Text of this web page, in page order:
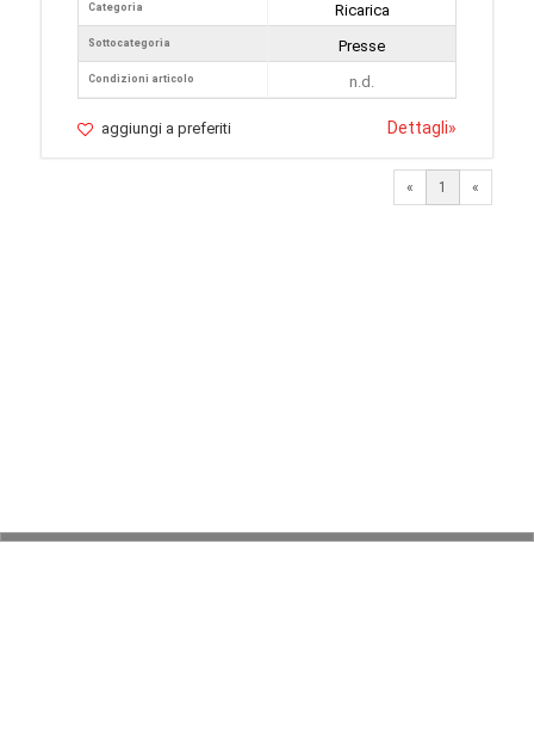
Categoria
Sottocategoria
Condizioni articolo
Ricarica
Presse
n.d.
aggiungi a preferiti Dettagli»
« 1 «